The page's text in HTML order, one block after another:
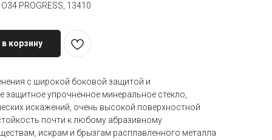
PROGRESS, 13410
корзину
с широкой боковой защитой и
защитное упрочненное минеральное стекло,
искажений, очень высокой поверхностной
почти к любому абразивному
искрам и брызгам расплавленного металла